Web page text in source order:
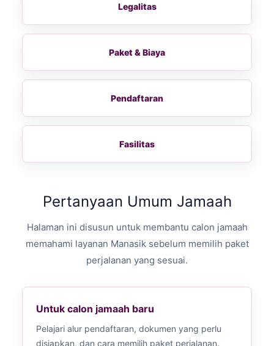
Legalitas
Paket & Biaya
Pendaftaran
Fasilitas
Pertanyaan Umum Jamaah
Halaman ini disusun untuk membantu calon jamaah
memahami layanan Manasik sebelum memilih paket
perjalanan yang sesuai.
Untuk calon jamaah baru
Pelajari alur pendaftaran, dokumen yang perlu
disiapkan, dan cara memilih paket perjalanan.